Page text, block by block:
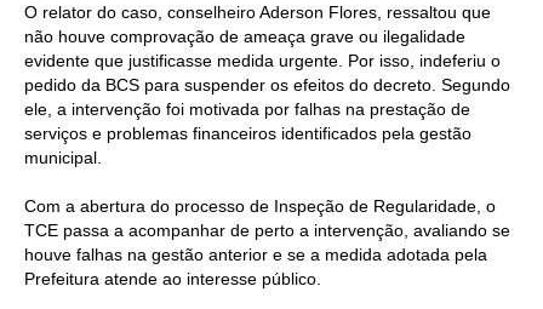
O relator do caso, conselheiro Aderson Flores, ressaltou que
não houve comprovação de ameaça grave ou ilegalidade
evidente que justificasse medida urgente. Por isso, indeferiu o
pedido da BCS para suspender os efeitos do decreto. Segundo
ele, a intervenção foi motivada por falhas na prestação de
serviços e problemas financeiros identificados pela gestão
municipal.
Com a abertura do processo de Inspeção de Regularidade, o
TCE passa a acompanhar de perto a intervenção, avaliando se
houve falhas na gestão anterior e se a medida adotada pela
Prefeitura atende ao interesse público.